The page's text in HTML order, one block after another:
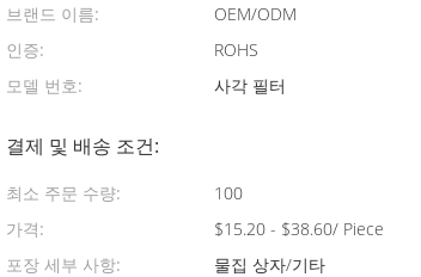
브랜드 이름:
OEM/ODM
인증:
ROHS
모델 번호:
사각 필터
결제 및 배송 조건:
최소 주문 수량:
100
가격:
$15.20 - $38.60/ Piece
포장 세부 사항:
물집 상자/기타